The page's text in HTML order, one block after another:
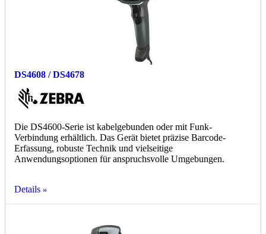
DS4608 / DS4678
Die DS4600-Serie ist kabelgebunden oder mit Funk-
Verbindung erhältlich. Das Gerät bietet präzise Barcode-
Erfassung, robuste Technik und vielseitige
Anwendungsoptionen für anspruchsvolle Umgebungen.
Details